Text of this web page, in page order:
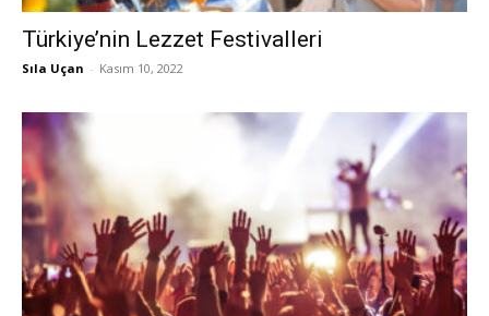
Türkiye’nin Lezzet Festivalleri
Sıla Uçan - Kasım 10, 2022